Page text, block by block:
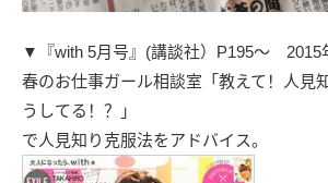
▼ 『with 5月号』(講談社）P195～ 2015
春のお仕事ガール相談室「教えて！人見
うしてる！？」
で人見知り克服法をアドバイス。